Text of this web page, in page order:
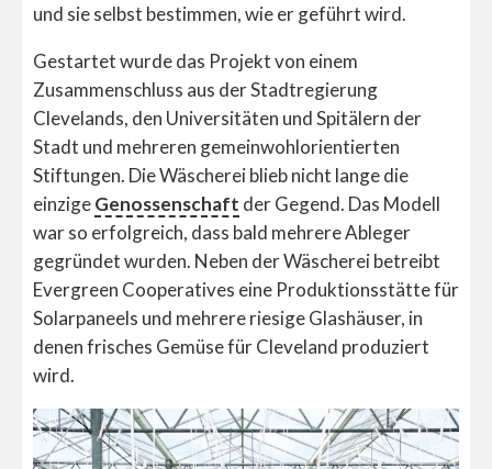
und sie selbst bestimmen, wie er geführt wird.
Gestartet wurde das Projekt von einem
Zusammenschluss aus der Stadtregierung
Clevelands, den Universitäten und Spitälern der
Stadt und mehreren gemeinwohlorientierten
Stiftungen. Die Wäscherei blieb nicht lange die
einzigeGenossenschaft der Gegend. Das Modell
war so erfolgreich, dass bald mehrere Ableger
gegründet wurden. Neben der Wäscherei betreibt
Evergreen Cooperatives eine Produktionsstätte für
Solarpaneels und mehrere riesige Glashäuser, in
denen frisches Gemüse für Cleveland produziert
wird.